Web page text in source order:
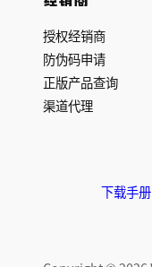
授权经销商
防伪码申请
正版产品查询
渠道代理
下载手册